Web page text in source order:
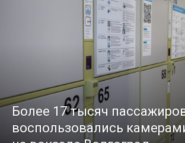
Более 17 тысяч
воспользовались